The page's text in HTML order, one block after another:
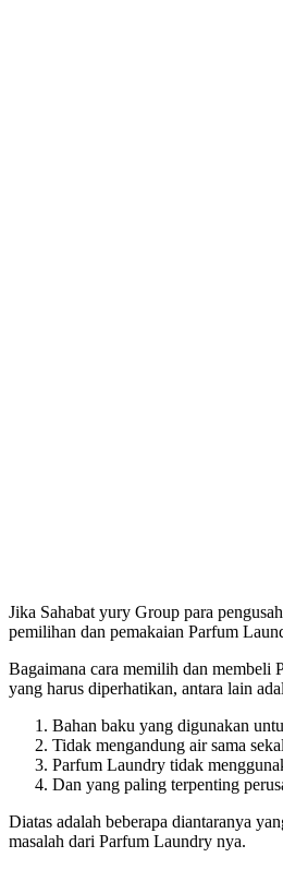
Jika Sahabat yury Group para
pemilihan dan pemakaian Parfum
Bagaimana cara memilih dan membeli
yang harus diperhatikan, antara lain
Bahan baku yang digunakan
Tidak mengandung air sama
Parfum Laundry tidak
Dan yang paling terpenting
Diatas adalah beberapa diantaranya
masalah dari Parfum Laundry nya.